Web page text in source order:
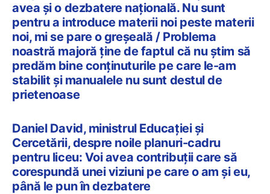
avea și o dezbatere națională. Nu sunt
pentru a introduce materii noi peste materii
noi, mi se pare o greșeală / Problema
noastră majoră ține de faptul că nu știm să
predăm bine conținuturile pe care le-am
stabilit și manualele nu sunt destul de
prietenoase
Daniel David, ministrul Educației și
Cercetării, despre noile planuri-cadru
pentru liceu: Voi avea contribuții care să
corespundă unei viziuni pe care o am și eu,
până le pun în dezbatere